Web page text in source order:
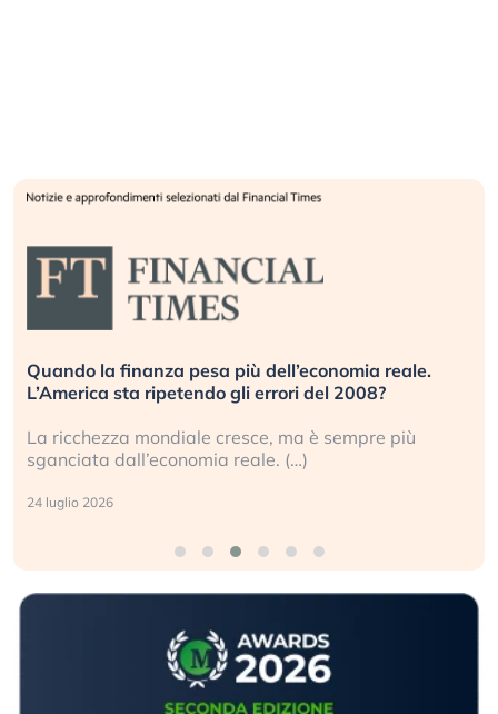
Quando la finanza pesa più dell’economia reale.
L’America sta ripetendo gli errori del 2008?
La ricchezza mondiale cresce, ma è sempre più
sganciata dall’economia reale. (…)
24 luglio 2026